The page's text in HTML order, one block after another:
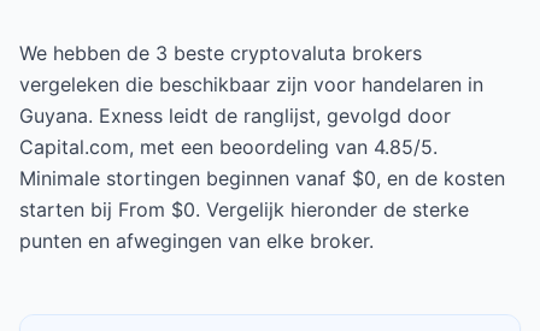
We hebben de 3 beste cryptovaluta brokers
vergeleken die beschikbaar zijn voor handelaren in
Guyana. Exness leidt de ranglijst, gevolgd door
Capital.com, met een beoordeling van 4.85/5.
Minimale stortingen beginnen vanaf $0, en de kosten
starten bij From $0. Vergelijk hieronder de sterke
punten en afwegingen van elke broker.